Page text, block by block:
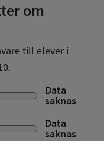
om
till elever i
Data
saknas
Data
saknas